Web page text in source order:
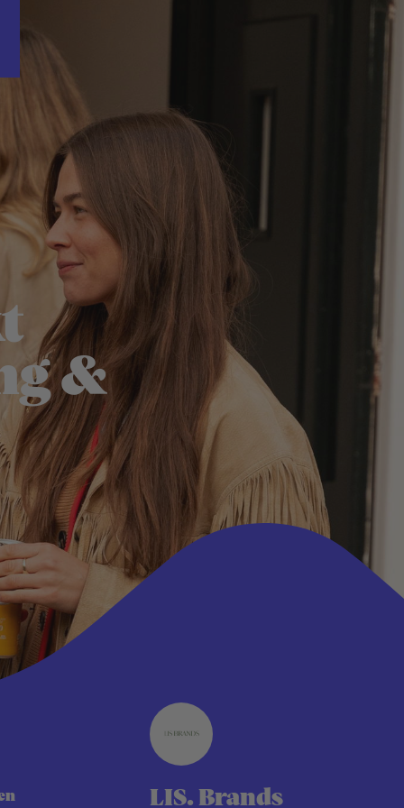
&
LIS. Brands